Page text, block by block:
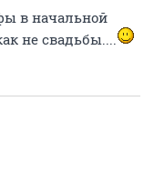
в начальной
не свадьбы....